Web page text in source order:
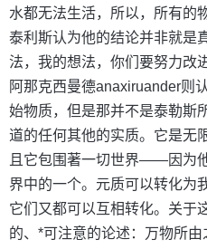
水都无法生活，所以，所有的
泰利斯认为他的结论并非就是
法，我的想法，你们要努力改
阿那克西曼德anaxiruander则
始物质，但是那并不是泰勒斯
道的任何其他的实质。它是无
且它包围著一切世界——因为
界中的一个。元质可以转化为
它们又都可以互相转化。关于
的、*可注意的论述：万物所